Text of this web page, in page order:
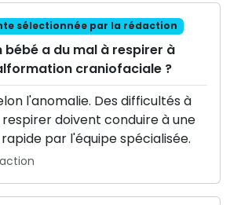
sélectionnée par la rédaction
bébé a du mal à respirer à
craniofaciale ?
l'anomalie. Des difficultés à
doivent conduire à une
par l'équipe spécialisée.